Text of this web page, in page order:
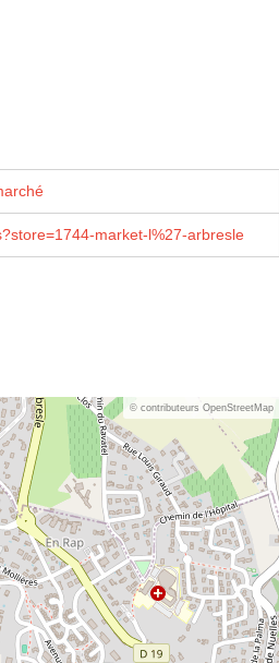
market-l%27-arbresle
© contributeurs OpenStreetMap